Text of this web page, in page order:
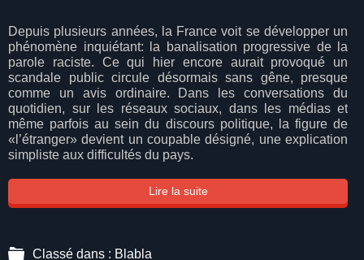
Depuis plusieurs années, la France voit se développer un
phénomène inquiétant: la banalisation progressive de la
parole raciste. Ce qui hier encore aurait provoqué un
scandale public circule désormais sans gêne, presque
comme un avis ordinaire. Dans les conversations du
quotidien, sur les réseaux sociaux, dans les médias et
même parfois au sein du discours politique, la figure de
«l’étranger» devient un coupable désigné, une explication
simpliste aux difficultés du pays.
Lire la suite
Classé dans : Blabla